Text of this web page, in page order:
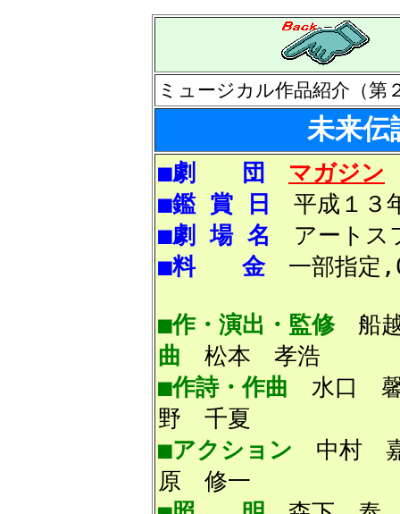
ミュージカル作品紹介（第
未来伝
■劇 団
マガジン
■鑑 賞 日
平成１３
■劇 場 名 アートス
■料 金一部指定
■作・演出・監修船
曲 松本 孝浩
■作詩・作曲 水
野 千夏
■アクション 中
原 修一